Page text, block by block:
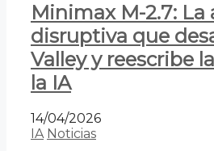
Minimax M-2.7:
disruptiva que
Valley y reescribe
la IA
14/04/2026
IA Noticias